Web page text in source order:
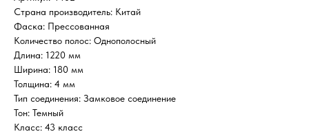
Страна производитель: Китай
Фаска: Прессованная
Количество полос: Однополосный
Длина: 1220 мм
Ширина: 180 мм
Толщина: 4 мм
Тип соединения: Замковое соединение
Тон: Темный
Класс: 43 класс